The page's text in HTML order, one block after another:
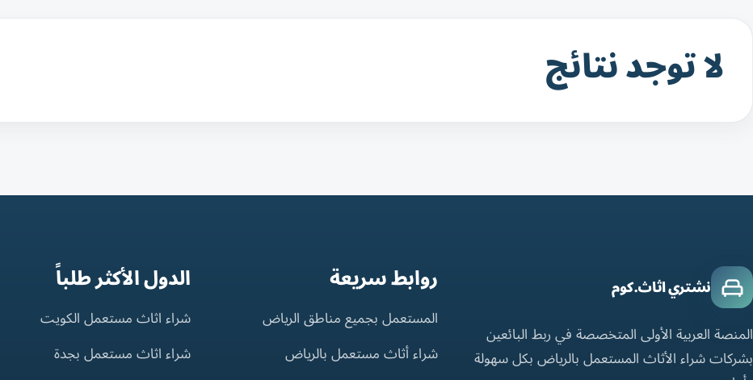
لا توجد نتائج
نشتري اثاث.كوم
المنصة العربية الأولى المتخصصة في ربط البائعين
بشركات شراء الأثاث المستعمل بالرياض بكل سهولة
روابط سريعة
المستعمل بجميع مناطق الرياض
شراء أثاث مستعمل بالرياض
الدول الأكثر طلباً
شراء اثاث مستعمل الكويت
شراء اثاث مستعمل بجدة